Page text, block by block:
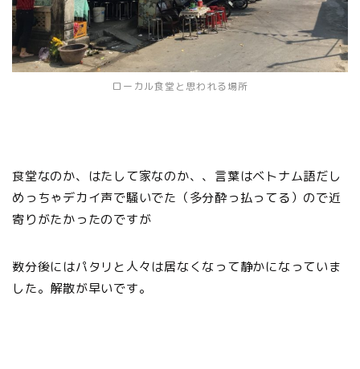
ローカル食堂と思われる場所
食堂なのか、はたして家なのか、、言葉はベトナム語だし
めっちゃデカイ声で騒いでた（多分酔っ払ってる）ので近
寄りがたかったのですが
数分後にはパタリと人々は居なくなって静かになっていま
した。解散が早いです。